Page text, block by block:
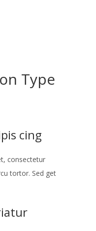
Type
cing
consectetur
tortor. Sed get